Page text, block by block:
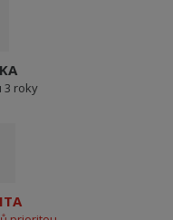
3 roky